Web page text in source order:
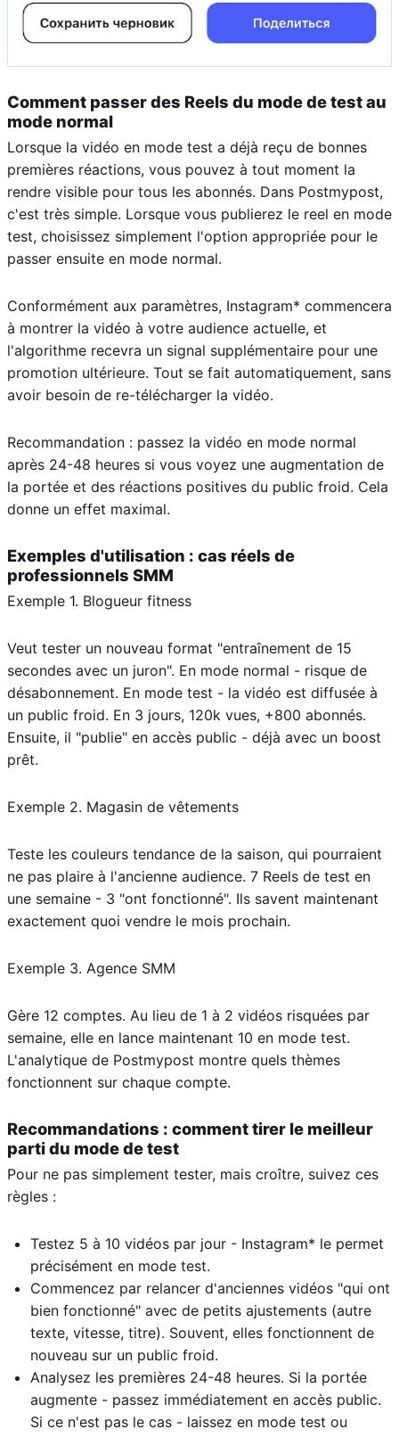
Comment passer des Reels du mode de test au
mode normal
Lorsque la vidéo en mode test a déjà reçu de bonnes
premières réactions, vous pouvez à tout moment la
rendre visible pour tous les abonnés. Dans Postmypost,
c'est très simple. Lorsque vous publierez le reel en mode
test, choisissez simplement l'option appropriée pour le
passer ensuite en mode normal.
Conformément aux paramètres, Instagram* commencera
à montrer la vidéo à votre audience actuelle, et
l'algorithme recevra un signal supplémentaire pour une
promotion ultérieure. Tout se fait automatiquement, sans
avoir besoin de re-télécharger la vidéo.
Recommandation : passez la vidéo en mode normal
après 24-48 heures si vous voyez une augmentation de
la portée et des réactions positives du public froid. Cela
donne un effet maximal.
Exemples d'utilisation : cas réels de
professionnels SMM
Exemple 1. Blogueur fitness
Veut tester un nouveau format "entraînement de 15
secondes avec un juron". En mode normal - risque de
désabonnement. En mode test - la vidéo est diffusée à
un public froid. En 3 jours, 120k vues, +800 abonnés.
Ensuite, il "publie" en accès public - déjà avec un boost
prêt.
Exemple 2. Magasin de vêtements
Teste les couleurs tendance de la saison, qui pourraient
ne pas plaire à l'ancienne audience. 7 Reels de test en
une semaine - 3 "ont fonctionné". Ils savent maintenant
exactement quoi vendre le mois prochain.
Exemple 3. Agence SMM
Gère 12 comptes. Au lieu de 1 à 2 vidéos risquées par
semaine, elle en lance maintenant 10 en mode test.
L'analytique de Postmypost montre quels thèmes
fonctionnent sur chaque compte.
Recommandations : comment tirer le meilleur
parti du mode de test
Pour ne pas simplement tester, mais croître, suivez ces
règles :
Testez 5 à 10 vidéos par jour - Instagram* le permet
précisément en mode test.
Commencez par relancer d'anciennes vidéos "qui ont
bien fonctionné" avec de petits ajustements (autre
texte, vitesse, titre). Souvent, elles fonctionnent de
nouveau sur un public froid.
Analysez les premières 24-48 heures. Si la portée
augmente - passez immédiatement en accès public.
Si ce n'est pas le cas - laissez en mode test ou